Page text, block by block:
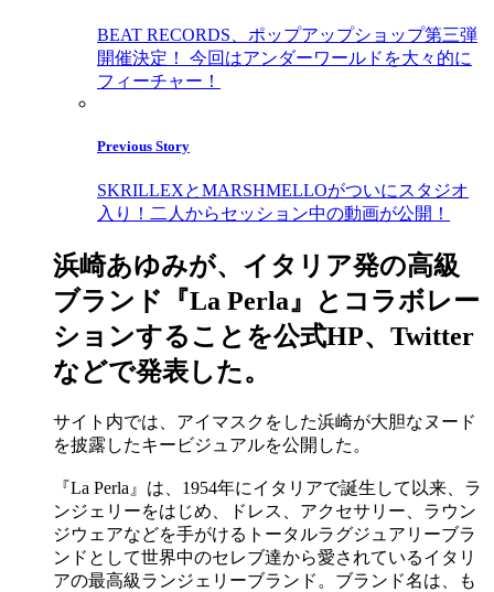
BEAT RECORDS、ポップアップショップ第三弾
開催決定！ 今回はアンダーワールドを大々的に
フィーチャー！
Previous Story
SKRILLEXとMARSHMELLOがついにスタジオ
入り！二人からセッション中の動画が公開！
浜崎あゆみが、イタリア発の高級
ブランド『La Perla』とコラボレー
ションすることを公式HP、Twitter
などで発表した。
サイト内では、アイマスクをした浜崎が大胆なヌード
を披露したキービジュアルを公開した。
『La Perla』は、1954年にイタリアで誕生して以来、ラ
ンジェリーをはじめ、ドレス、アクセサリー、ラウン
ジウェアなどを手がけるトータルラグジュアリーブラ
ンドとして世界中のセレブ達から愛されているイタリ
アの最高級ランジェリーブランド。ブランド名は、も